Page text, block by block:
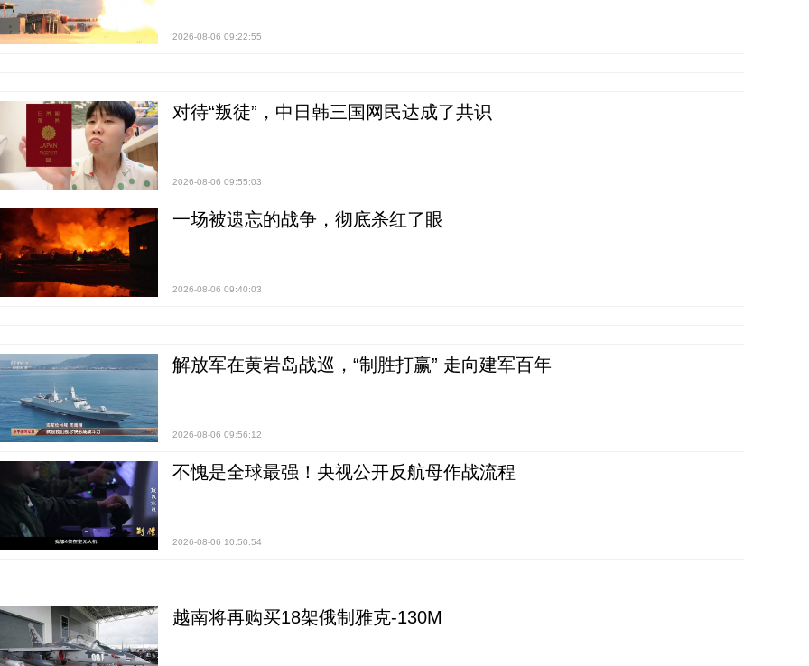
2026-08-06 09:22:55
对待“叛徒”，中日韩三国网民达成了共识
2026-08-06 09:55:03
一场被遗忘的战争，彻底杀红了眼
2026-08-06 09:40:03
解放军在黄岩岛战巡，“制胜打赢” 走向建军百年
2026-08-06 09:56:12
不愧是全球最强！央视公开反航母作战流程
2026-08-06 10:50:54
越南将再购买18架俄制雅克-130M